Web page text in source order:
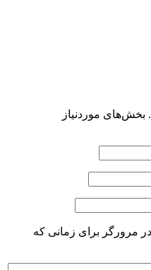
موردنیاز
مرورگر برای زمانی که